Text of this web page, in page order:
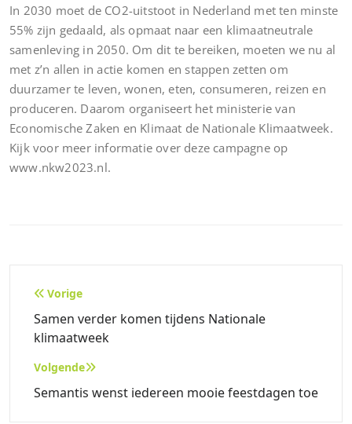
In 2030 moet de CO2-uitstoot in Nederland met ten minste
55% zijn gedaald, als opmaat naar een klimaatneutrale
samenleving in 2050. Om dit te bereiken, moeten we nu al
met z’n allen in actie komen en stappen zetten om
duurzamer te leven, wonen, eten, consumeren, reizen en
produceren. Daarom organiseert het ministerie van
Economische Zaken en Klimaat de Nationale Klimaatweek.
Kijk voor meer informatie over deze campagne op
www.nkw2023.nl.
Bericht
navigatie
Vorige
Samen verder komen tijdens Nationale
klimaatweek
Volgende
Semantis wenst iedereen mooie feestdagen toe